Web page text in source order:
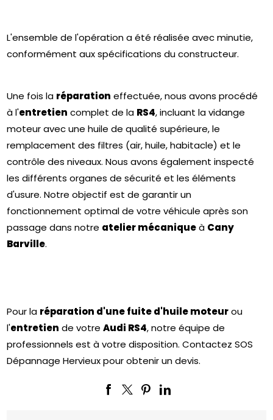
L'ensemble de l'opération a été réalisée avec minutie,
conformément aux spécifications du constructeur.
Une fois la réparation effectuée, nous avons procédé
à l'entretien complet de la RS4, incluant la vidange
moteur avec une huile de qualité supérieure, le
remplacement des filtres (air, huile, habitacle) et le
contrôle des niveaux. Nous avons également inspecté
les différents organes de sécurité et les éléments
d'usure. Notre objectif est de garantir un
fonctionnement optimal de votre véhicule après son
passage dans notre atelier mécaniqueà Cany
Barville.
Pour la réparation d'une fuite d'huile moteurou
l'entretien de votreAudi RS4, notre équipe de
professionnels est à votre disposition. Contactez SOS
Dépannage Hervieux pour obtenir un devis.